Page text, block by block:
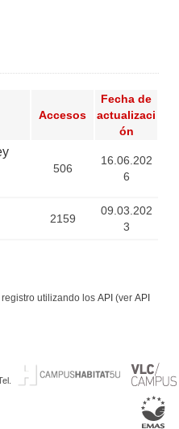
Accesos
Fecha de
actualizaci
ón
506
16.06.202
6
2159
09.03.202
3
utilizando los API (ver API